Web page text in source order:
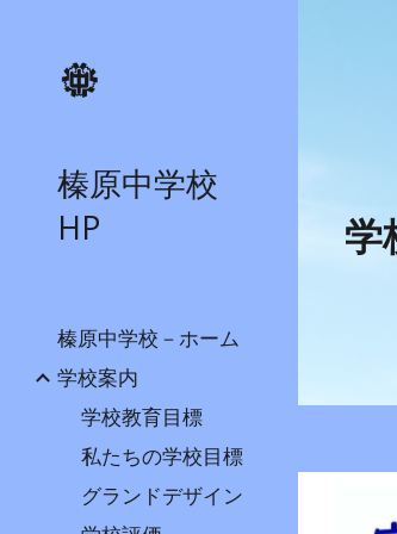
榛原中学校
HP
榛原中学校－ホーム
学校案内
学校教育目標
私たちの学校目標
グランドデザイン
学